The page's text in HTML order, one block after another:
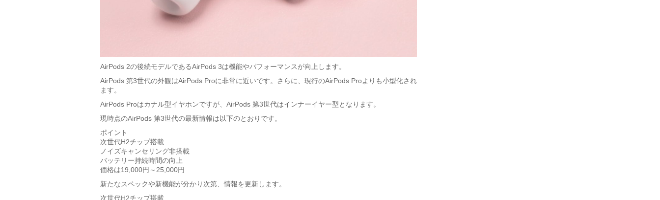
AirPods 2の後続モデルであるAirPods 3は機能やパフォーマンスが向上します。
AirPods 第3世代の外観はAirPods Proに非常に近いです。さらに、現行のAirPods Proよりも小型化され
ます。
AirPods Proはカナル型イヤホンですが、 AirPods 第3世代はインナーイヤー型となります。
現時点のAirPods 第3世代の最新情報は以下のとおりです。
ポイント
次世代H2チップ搭載
ノイズキャンセリング非搭載
バッテリー持続時間の向上
価格は19,000円～25,000円
新たなスペックや新機能が分かり次第、情報を更新します。
次世代H2チップ搭載